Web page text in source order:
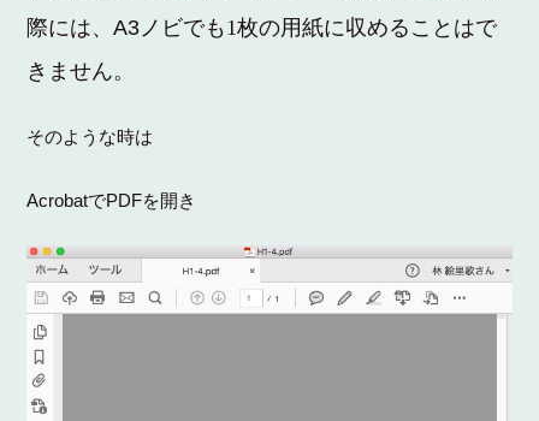
際には、A3 ノビでも 1枚の用紙に収めることはで
きません。
そのような時は
AcrobatでPDFを開き